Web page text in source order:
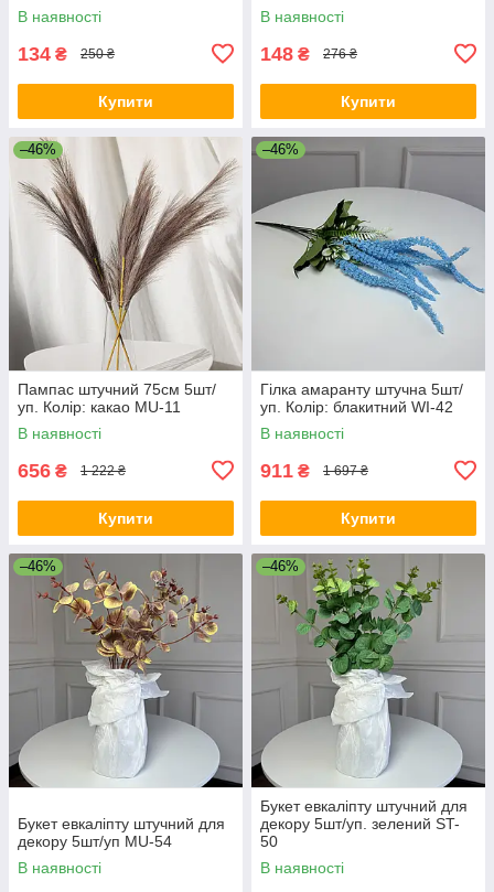
В наявності
134 ₴ 250 ₴
Купити
В наявності
148 ₴ 276 ₴
Купити
–46%
Пампас штучний 75см 5шт/
уп. Колір: какао MU-11
В наявності
656 ₴ 1 222 ₴
Купити
–46%
Гілка амаранту штучна 5шт/
уп. Колір: блакитний WI-42
В наявності
911 ₴ 1 697 ₴
Купити
–46%
Букет евкаліпту штучний для
декору 5шт/уп MU-54
В наявності
–46%
Букет евкаліпту штучний для
декору 5шт/уп. зелений ST-
50
В наявності